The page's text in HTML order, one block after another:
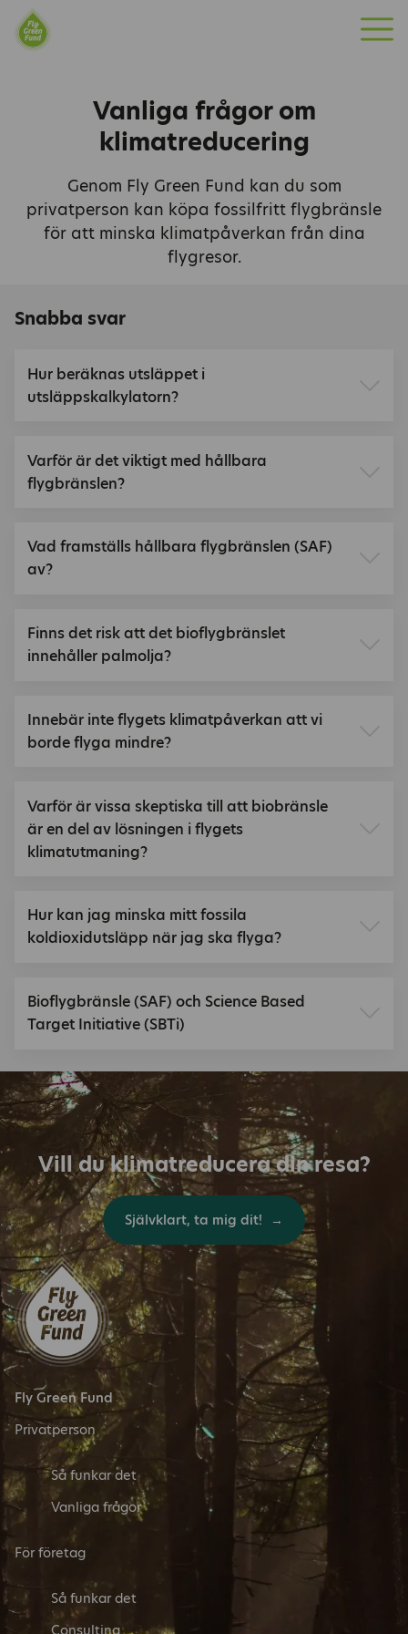
Vanliga frågor om
klimatreducering
Genom Fly Green Fund kan du som
privatperson kan köpa fossilfritt flygbränsle
för att minska klimatpåverkan från dina
flygresor.
Snabba svar
Hur beräknas utsläppet i
utsläppskalkylatorn?
Varför är det viktigt med hållbara
flygbränslen?
Vad framställs hållbara flygbränslen (SAF)
av?
Finns det risk att det bioflygbränslet
innehåller palmolja?
Innebär inte flygets klimatpåverkan att vi
borde flyga mindre?
Varför är vissa skeptiska till att biobränsle
är en del av lösningen i flygets
klimatutmaning?
Hur kan jag minska mitt fossila
koldioxidutsläpp när jag ska flyga?
Bioflygbränsle (SAF) och Science Based
Target Initiative (SBTi)
Vill du klimatreducera din resa?
Självklart, ta mig dit!
Fly Green Fund
Privatperson
Så funkar det
Vanliga frågor
För företag
Så funkar det